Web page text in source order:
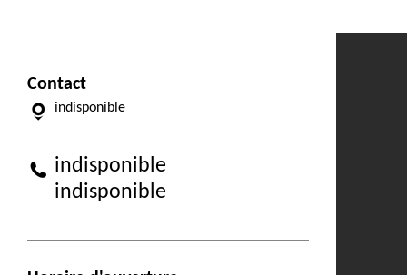
Contact
indisponible
indisponible
indisponible